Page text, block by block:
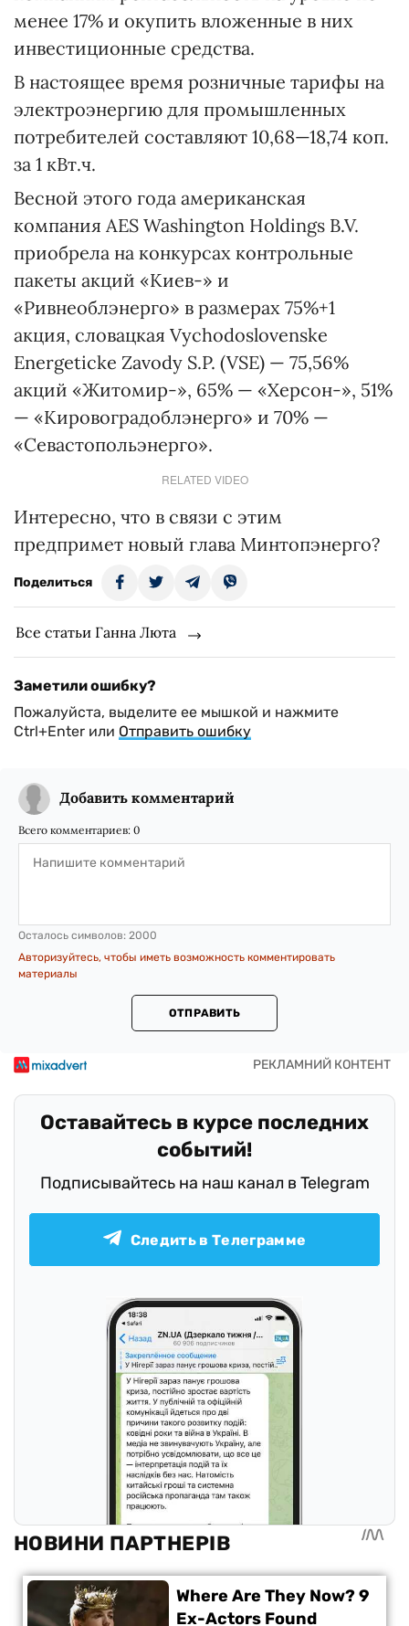
менее 17% и окупить вложенные в них
инвестиционные средства.
В настоящее время розничные тарифы на
электроэнергию для промышленных
потребителей составляют 10,68—18,74 коп.
за 1 кВт.ч.
Весной этого года американская
компания AES Washington Holdings B.V.
приобрела на конкурсах контрольные
пакеты акций «Киев-» и
«Ривнеоблэнерго» в размерах 75%+1
акция, словацкая Vychodoslovenske
Energeticke Zavody S.P. (VSE) — 75,56%
акций «Житомир-», 65% — «Херсон-», 51%
— «Кировоградоблэнерго» и 70% —
«Севастопольэнерго».
RELATED VIDEO
Интересно, что в связи с этим
предпримет новый глава Минтопэнерго?
Поделиться
Все статьи Ганна Люта
Заметили ошибку?
Пожалуйста, выделите ее мышкой и нажмите
Ctrl+Enter или Отправить ошибку
Добавить комментарий
Всего комментариев: 0
Осталось символов: 2000
Авторизуйтесь, чтобы иметь возможность комментировать
материалы
ОТПРАВИТЬ
Оставайтесь в курсе последних
событий!
Подписывайтесь на наш канал в Telegram
Следить в Телеграмме